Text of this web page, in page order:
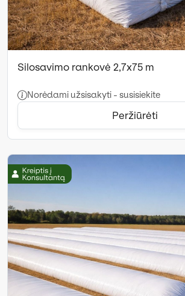
Silosavimo rankovė 2,7x75 m
Norėdami užsisakyti - susisiekite
Peržiūrėti